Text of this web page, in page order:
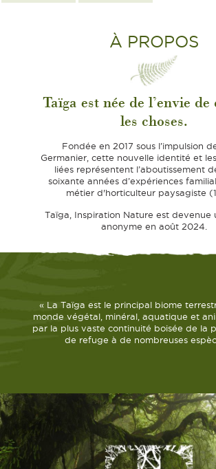
À PROPOS
Taïga est née de l’envie
les choses.
Fondée en 2017 sous l’impulsion
Germanier, cette nouvelle identité et
liées représentent l’aboutissement
soixante années d’expériences
métier d'horticulteur paysagiste
Taïga, Inspiration Nature est devenue
anonyme en août 2024.
« La Taïga est le principal biome
monde végétal, minéral, aquatique et
par la plus vaste continuité boisée de la
de refuge à de nombreuses